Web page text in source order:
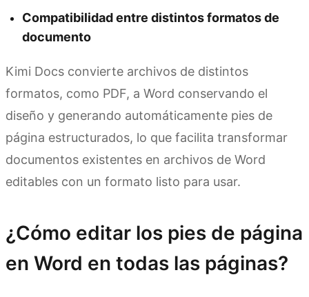
Compatibilidad entre distintos formatos de
documento
Kimi Docs convierte archivos de distintos
formatos, como PDF, a Word conservando el
diseño y generando automáticamente pies de
página estructurados, lo que facilita transformar
documentos existentes en archivos de Word
editables con un formato listo para usar.
¿Cómo editar los pies de página
en Word en todas las páginas?